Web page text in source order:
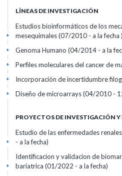
LÍNEAS DE INVESTIGACIÓN
Estudios bioinformáticos de los
mesequimales (07/2010 - a la fecha )
+
Genoma Humano (04/2014 - a la
+
Perfiles moleculares del cancer de
+
Incorporación de incertidumbre
+
Diseño de microarrays (04/2010 -
+
PROYECTOS DE INVESTIGACIÓN Y
Estudio de las enfermedades
- a la fecha)
+
Identificacion y validacion de
bariatrica (01/2022 - a la fecha)
+